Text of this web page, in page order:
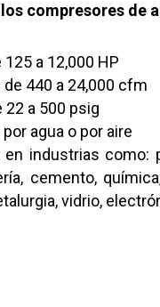
compresores de
a 12,000 HP
440 a 24,000 cfm
22 a 500 psig
agua o por aire
en industrias como:
cemento,
vidrio,